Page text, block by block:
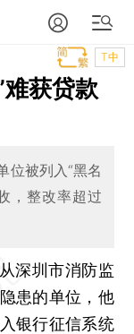
T中
获贷款
位被列入“黑名
，整改率超过
深圳市消防监
患的单位，他
银行征信系统